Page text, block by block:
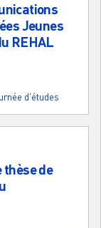
Jeunes
REHAL
d'études
thèse de